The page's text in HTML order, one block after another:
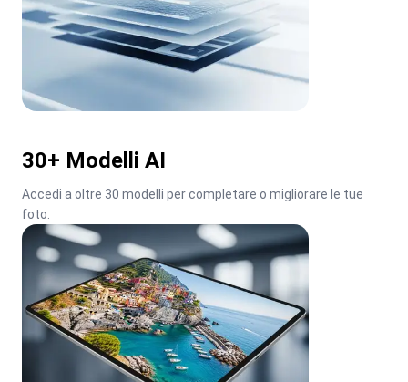
30+ Modelli AI
Accedi a oltre 30 modelli per completare o migliorare le tue
foto.